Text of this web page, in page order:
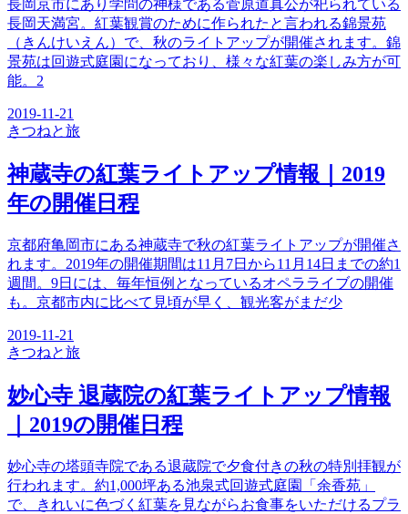
長岡京市にあり学問の神様である菅原道真公が祀られている
長岡天満宮。紅葉観賞のために作られたと言われる錦景苑
（きんけいえん）で、秋のライトアップが開催されます。錦
景苑は回遊式庭園になっており、様々な紅葉の楽しみ方が可
能。2
2019-11-21
きつねと旅
神蔵寺の紅葉ライトアップ情報｜2019
年の開催日程
京都府亀岡市にある神蔵寺で秋の紅葉ライトアップが開催さ
れます。2019年の開催期間は11月7日から11月14日までの約1
週間。9日には、毎年恒例となっているオペラライブの開催
も。京都市内に比べて見頃が早く、観光客がまだ少
2019-11-21
きつねと旅
妙心寺 退蔵院の紅葉ライトアップ情報
｜2019の開催日程
妙心寺の塔頭寺院である退蔵院で夕食付きの秋の特別拝観が
行われます。約1,000坪ある池泉式回遊式庭園「余香苑」
で、きれいに色づく紅葉を見ながらお食事をいただけるプラ